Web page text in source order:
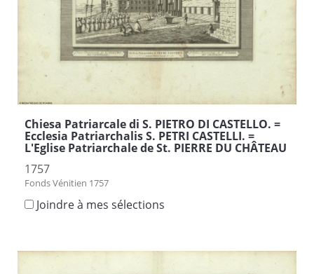
Chiesa Patriarcale di S. PIETRO DI CASTELLO. =
Ecclesia Patriarchalis S. PETRI CASTELLI. =
L'Eglise Patriarchale de St. PIERRE DU CHÂTEAU
1757
Fonds Vénitien 1757
Joindre à mes sélections